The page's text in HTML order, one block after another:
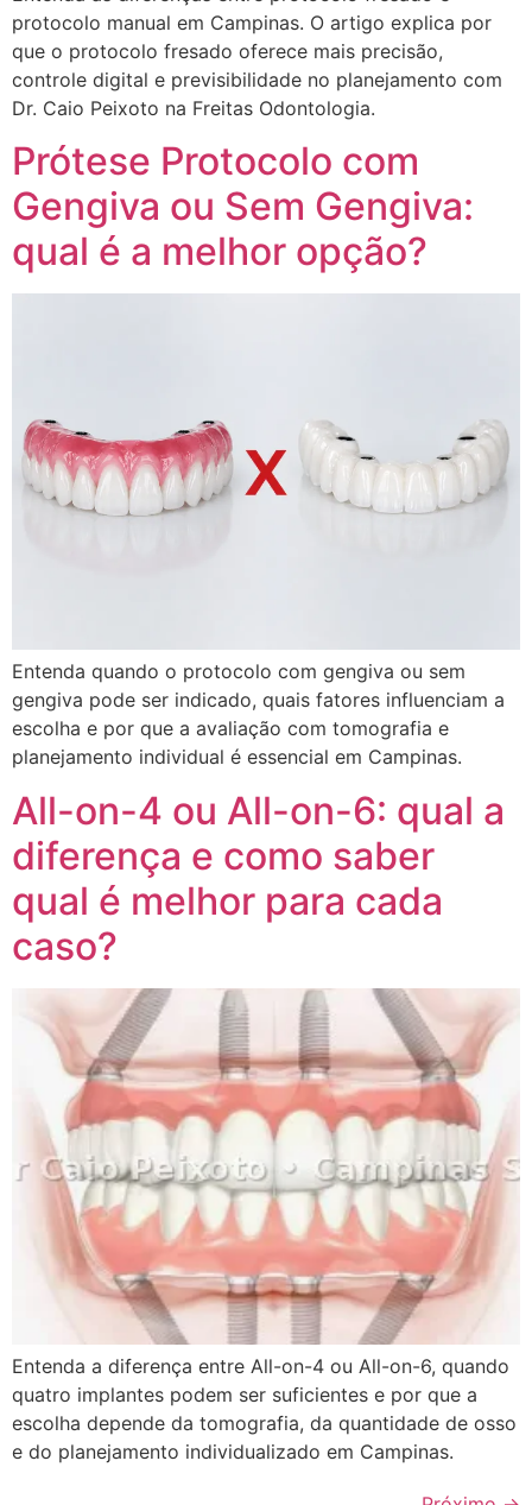
protocolo manual em Campinas. O artigo explica por
que o protocolo fresado oferece mais precisão,
controle digital e previsibilidade no planejamento com
Dr. Caio Peixoto na Freitas Odontologia.
Prótese Protocolo com
Gengiva ou Sem Gengiva:
qual é a melhor opção?
Entenda quando o protocolo com gengiva ou sem
gengiva pode ser indicado, quais fatores influenciam a
escolha e por que a avaliação com tomografia e
planejamento individual é essencial em Campinas.
All-on-4 ou All-on-6: qual a
diferença e como saber
qual é melhor para cada
caso?
Entenda a diferença entre All-on-4 ou All-on-6, quando
quatro implantes podem ser suficientes e por que a
escolha depende da tomografia, da quantidade de osso
e do planejamento individualizado em Campinas.